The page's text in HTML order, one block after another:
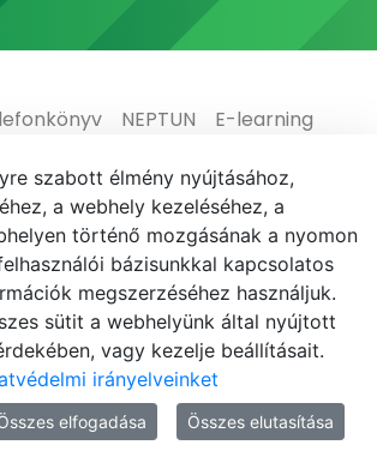
NEPTUN
E-learning
Informatikai Igazgatóság
Adatvédelem
© MATE 2021
szabott élmény nyújtásához,
a webhely kezeléséhez, a
történő mozgásának a nyomon
bázisunkkal kapcsolatos
megszerzéséhez használjuk.
sütit a webhelyünk által nyújtott
vagy kezelje beállításait.
irányelveinket
elfogadása Összes elutasítása